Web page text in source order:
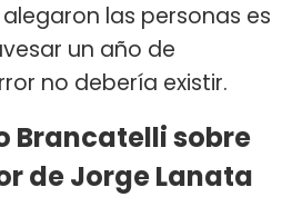
las personas es
un año de
no debería existir.
Brancatelli sobre
de Jorge Lanata